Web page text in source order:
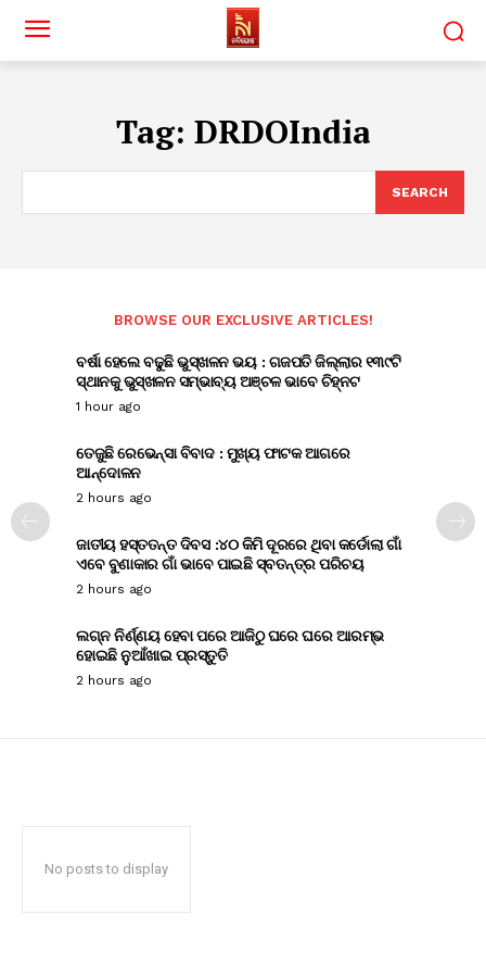
Tag: DRDOIndia
SEARCH
BROWSE OUR EXCLUSIVE ARTICLES!
ବର୍ଷା ହେଲେ ବଢୁଛି ଭୁସ୍ଖଳନ ଭୟ : ଗଜପତି ଜିଲ୍ଲାର ୧୩୯ଟି
ସ୍ଥାନକୁ ଭୁସ୍ଖଳନ ସମ୍ଭାବ୍ୟ ଅଞ୍ଚଳ ଭାବେ ଚିହ୍ନଟ
1 hour ago
ତେଜୁଛି ରେଭେନ୍ସା ବିବାଦ : ମୁଖ୍ୟ ଫାଟକ ଆଗରେ
ଆନ୍ଦୋଳନ
2 hours ago
ଜାତୀୟ ହସ୍ତତନ୍ତ ଦିବସ :୪୦ କିମି ଦୂରରେ ଥିବା କର୍ଡୋଲା ଗାଁ
ଏବେ ବୁଣାକାର ଗାଁ ଭାବେ ପାଇଛି ସ୍ବତନ୍ତ୍ର ପରିଚୟ
2 hours ago
ଲଗ୍ନ ନିର୍ଣ୍ଣୟ ହେବା ପରେ ଆଜିଠୁ ଘରେ ଘରେ ଆରମ୍ଭ
ହୋଇଛି ନୁଆଁଖାଇ ପ୍ରସ୍ତୁତି
2 hours ago
No posts to display